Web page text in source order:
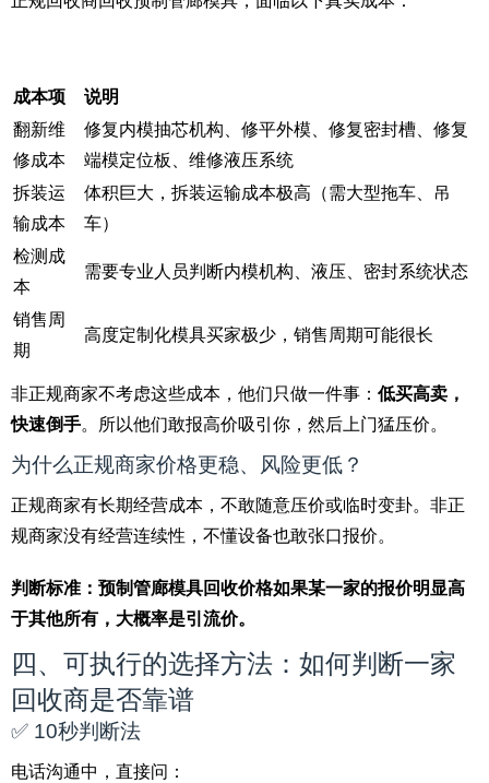
成本项
说明
翻新维
修成本
修复内模抽芯机构、修平外模、修复密封槽、修复
端模定位板、维修液压系统
拆装运
输成本
体积巨大，拆装运输成本极高（需大型拖车、吊
车）
检测成
本
需要专业人员判断内模机构、液压、密封系统状态
销售周
期
高度定制化模具买家极少，销售周期可能很长
非正规商家不考虑这些成本，他们只做一件事： 低买高卖，
快速倒手。所以他们敢报高价吸引你，然后上门猛压价。
为什么正规商家价格更稳、风险更低？
正规商家有长期经营成本，不敢随意压价或临时变卦。非正
规商家没有经营连续性，不懂设备也敢张口报价。
判断标准：预制管廊模具回收价格如果某一家的报价明显高
于其他所有，大概率是引流价。
四、可执行的选择方法：如何判断一家
回收商是否靠谱
✅ 10秒判断法
电话沟通中，直接问：